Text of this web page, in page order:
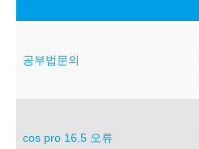
공부법문의
cos pro 16.5 오류